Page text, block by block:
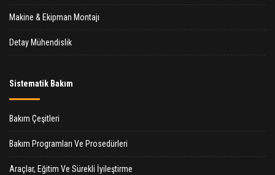
Makine & Ekipman Montajı
Detay Mühendislik
Sistematik Bakım
Bakım Çeşitleri
Bakım Programları Ve Prosedürleri
Araçlar, Eğitim Ve Sürekli İyileştirme